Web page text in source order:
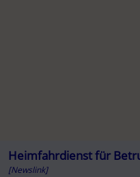
Heimfahrdienst für
[Newslink]